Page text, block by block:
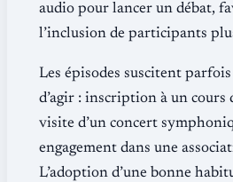
audio pour lancer un débat,
l’inclusion de participants
Les épisodes suscitent parfois
d’agir : inscription à un cours
visite d’un concert
engagement dans une
L’adoption d’une bonne